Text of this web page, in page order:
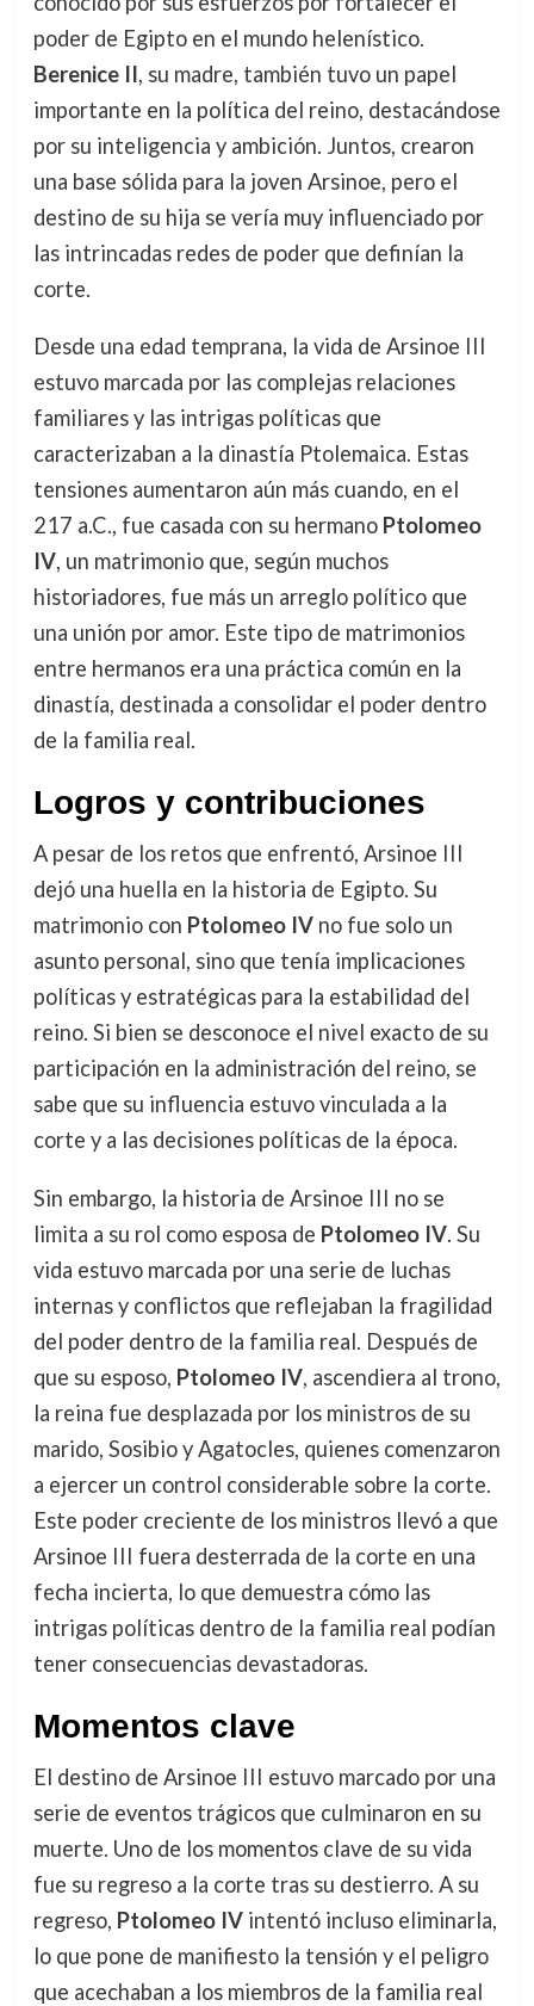
poder de Egipto en el mundo helenístico.
Berenice II, su madre, también tuvo un papel
importante en la política del reino, destacándose
por su inteligencia y ambición. Juntos, crearon
una base sólida para la joven Arsinoe, pero el
destino de su hija se vería muy influenciado por
las intrincadas redes de poder que definían la
corte.
Desde una edad temprana, la vida de Arsinoe III
estuvo marcada por las complejas relaciones
familiares y las intrigas políticas que
caracterizaban a la dinastía Ptolemaica. Estas
tensiones aumentaron aún más cuando, en el
217 a.C., fue casada con su hermano Ptolomeo
IV, un matrimonio que, según muchos
historiadores, fue más un arreglo político que
una unión por amor. Este tipo de matrimonios
entre hermanos era una práctica común en la
dinastía, destinada a consolidar el poder dentro
de la familia real.
Logros y contribuciones
A pesar de los retos que enfrentó, Arsinoe III
dejó una huella en la historia de Egipto. Su
matrimonio con Ptolomeo IVno fue solo un
asunto personal, sino que tenía implicaciones
políticas y estratégicas para la estabilidad del
reino. Si bien se desconoce el nivel exacto de su
participación en la administración del reino, se
sabe que su influencia estuvo vinculada a la
corte y a las decisiones políticas de la época.
Sin embargo, la historia de Arsinoe III no se
limita a su rol como esposa de Ptolomeo IV. Su
vida estuvo marcada por una serie de luchas
internas y conflictos que reflejaban la fragilidad
del poder dentro de la familia real. Después de
que su esposo, Ptolomeo IV, ascendiera al trono,
la reina fue desplazada por los ministros de su
marido, Sosibio y Agatocles, quienes comenzaron
a ejercer un control considerable sobre la corte.
Este poder creciente de los ministros llevó a que
Arsinoe III fuera desterrada de la corte en una
fecha incierta, lo que demuestra cómo las
intrigas políticas dentro de la familia real podían
tener consecuencias devastadoras.
Momentos clave
El destino de Arsinoe III estuvo marcado por una
serie de eventos trágicos que culminaron en su
muerte. Uno de los momentos clave de su vida
fue su regreso a la corte tras su destierro. A su
regreso, Ptolomeo IVintentó incluso eliminarla,
lo que pone de manifiesto la tensión y el peligro
que acechaban a los miembros de la familia real